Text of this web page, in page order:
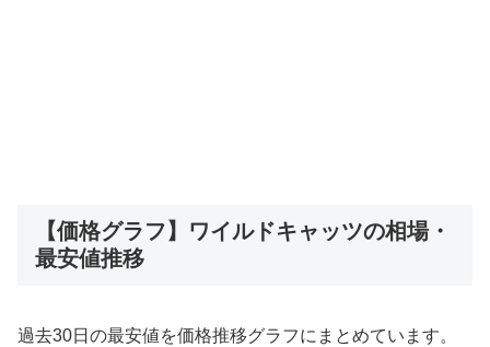
【価格グラフ】ワイルドキャッツの相場・
最安値推移
過去30日の最安値を価格推移グラフにまとめています。